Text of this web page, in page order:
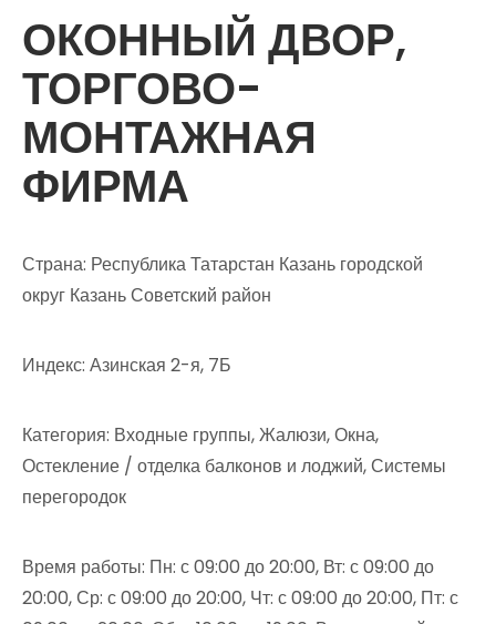
ОКОННЫЙ ДВОР,
ТОРГОВО-
МОНТАЖНАЯ
ФИРМА
Страна: Республика Татарстан Казань городской
округ Казань Советский район
Индекс: Азинская 2-я, 7Б
Категория: Входные группы, Жалюзи, Окна,
Остекление / отделка балконов и лоджий, Системы
перегородок
Время работы: Пн: с 09:00 до 20:00, Вт: с 09:00 до
20:00, Ср: с 09:00 до 20:00, Чт: с 09:00 до 20:00, Пт: с